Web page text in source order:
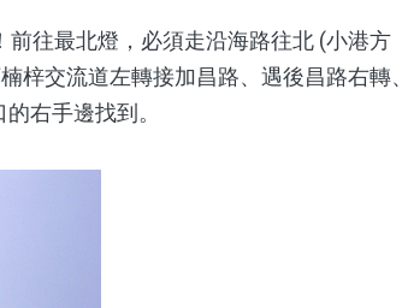
往最北燈，必須走沿海路往北 (小港方
梓交流道左轉接加昌路、遇後昌路右轉、
右手邊找到。